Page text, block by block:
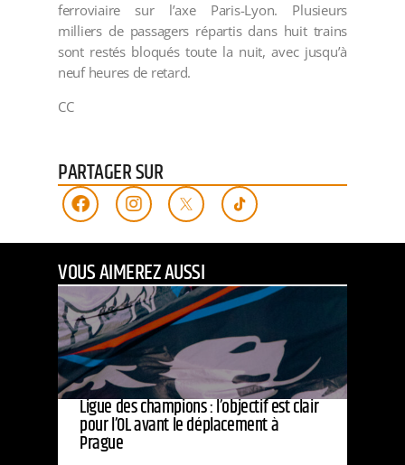
ferroviaire sur l’axe Paris-Lyon. Plusieurs
milliers de passagers répartis dans huit trains
sont restés bloqués toute la nuit, avec jusqu’à
neuf heures de retard.
CC
PARTAGER SUR
VOUS AIMEREZ AUSSI
Ligue des champions : l’objectif est clair
pour l’OL avant le déplacement à
Prague